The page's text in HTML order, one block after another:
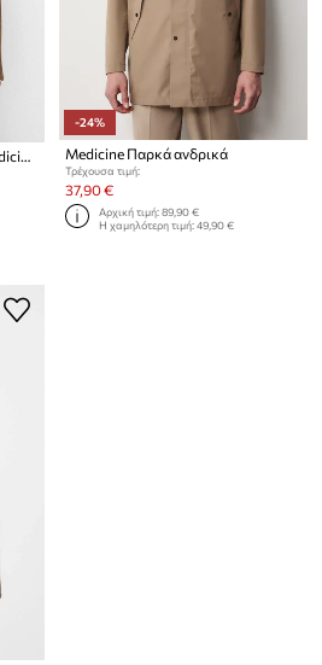
-24%
Medicine Παρκά ανδρικά
Τρέχουσα τιμή:
37,90 €
Αρχική τιμή:89,90 €
Η χαμηλότερη τιμή:49,90 €